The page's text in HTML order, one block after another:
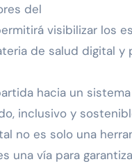
del
visibilizar los
de salud digital y
hacia un
inclusivo y
no es solo una
una vía para